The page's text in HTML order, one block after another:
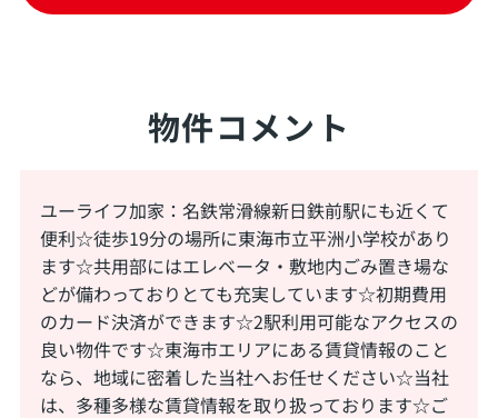
物件コメント
ユーライフ加家：名鉄常滑線新日鉄前駅にも近くて
便利☆徒歩19分の場所に東海市立平洲小学校があり
ます☆共用部にはエレベータ・敷地内ごみ置き場な
どが備わっておりとても充実しています☆初期費用
のカード決済ができます☆2駅利用可能なアクセスの
良い物件です☆東海市エリアにある賃貸情報のこと
なら、地域に密着した当社へお任せください☆当社
は、多種多様な賃貸情報を取り扱っております☆ご